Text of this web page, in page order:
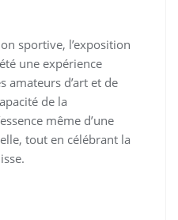
sportive, l’exposition
une expérience
amateurs d’art et de
de la
même d’une
tout en célébrant la